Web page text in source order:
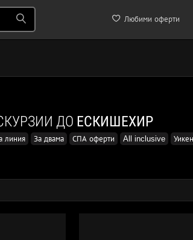
Любими оферти
ДО ЕСКИШЕХИР
линия За двама СПА оферти All inclusive